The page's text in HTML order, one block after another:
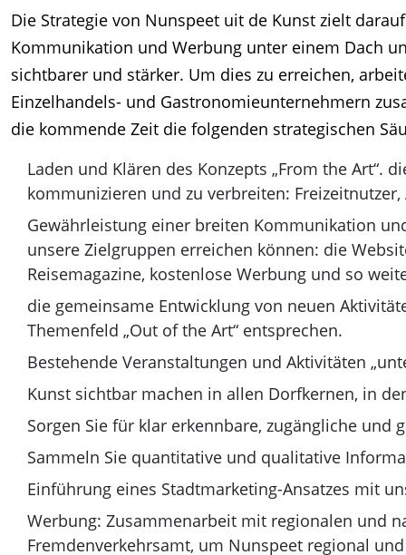
Die Strategie von Nunspeet uit de Kunst zielt
Kommunikation und Werbung unter einem Dach
sichtbarer und stärker. Um dies zu erreichen,
Einzelhandels- und Gastronomieunternehmern
die kommende Zeit die folgenden strategischen
Laden und Klären des Konzepts „From the Art“.
kommunizieren und zu verbreiten:
Gewährleistung einer breiten Kommunikation
unsere Zielgruppen erreichen können: die
Reisemagazine, kostenlose Werbung und so
die gemeinsame Entwicklung von neuen
Themenfeld „Out of the Art“ entsprechen.
Bestehende Veranstaltungen und Aktivitäten
Kunst sichtbar machen in allen Dorfkernen, in
Sorgen Sie für klar erkennbare, zugängliche
Sammeln Sie quantitative und qualitative
Einführung eines Stadtmarketing-Ansatzes mit
Werbung: Zusammenarbeit mit regionalen und
Fremdenverkehrsamt, um Nunspeet regional